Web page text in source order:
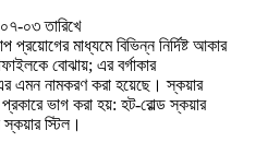
০৩ তারিখে
প্রয়োগের মাধ্যমে বিভিন্ন নির্দিষ্ট আকার
বোঝায়; এর বর্গাকার
এমন নামকরণ করা হয়েছে। স্কয়ার
ভাগ করা হয়: হট-রোল্ড স্কয়ার
স্টিল।